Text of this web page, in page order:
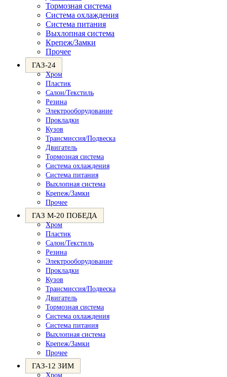
Тормозная система
Система охлаждения
Система питания
Выхлопная система
Крепеж/Замки
Прочее
ГАЗ-24
Хром
Пластик
Салон/Текстиль
Резина
Электрооборудование
Прокладки
Кузов
Трансмиссия/Подвеска
Двигатель
Тормозная система
Система охлаждения
Система питания
Выхлопная система
Крепеж/Замки
Прочее
ГАЗ М-20 ПОБЕДА
Хром
Пластик
Салон/Текстиль
Резина
Электрооборудование
Прокладки
Кузов
Трансмиссия/Подвеска
Двигатель
Тормозная система
Система охлаждения
Система питания
Выхлопная система
Крепеж/Замки
Прочее
ГАЗ-12 ЗИМ
Хром